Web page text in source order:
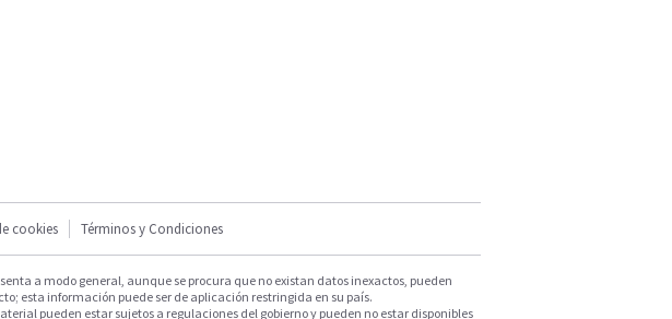
cookies Términos y Condiciones
a modo general, aunque se procura que no existan datos inexactos, pueden
esta información puede ser de aplicación restringida en su país.
pueden estar sujetos a regulaciones del gobierno y pueden no estar disponibles